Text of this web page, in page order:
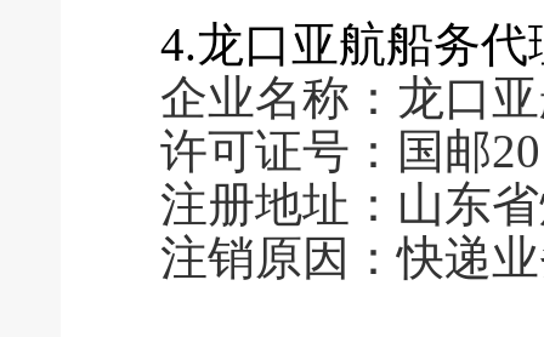
4.龙口亚航船务
企业名称：龙口
许可证号：国邮
注册地址：山东
注销原因：快递